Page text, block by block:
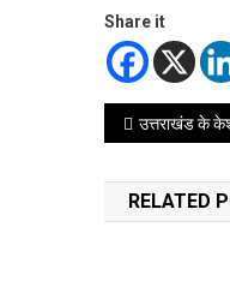
Share it
Post
उत्तराखंड के केशव प्रयाग में
RELATED